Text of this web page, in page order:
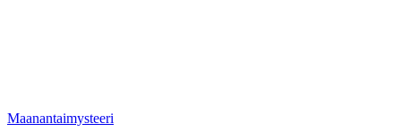
Maanantaimysteeri